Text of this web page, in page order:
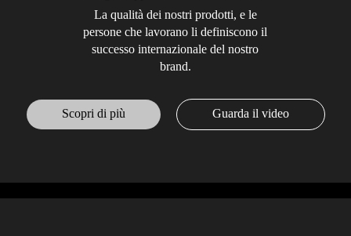
La qualità dei nostri prodotti, e le
persone che lavorano li definiscono il
successo internazionale del nostro
brand.
Scopri di più Guarda il video